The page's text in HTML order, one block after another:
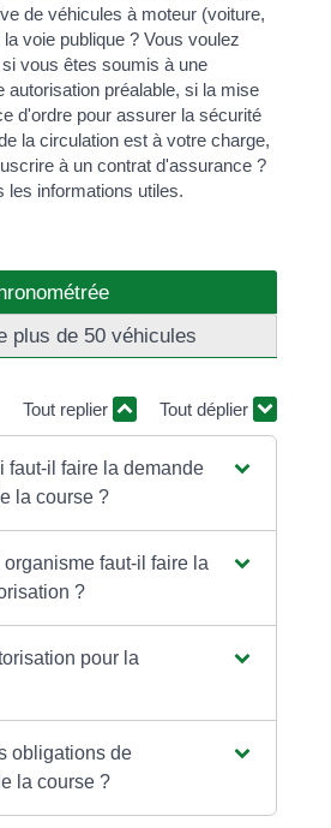
de véhicules à moteur (voiture,
voie publique ? Vous voulez
vous êtes soumis à une
autorisation préalable, si la mise
d'ordre pour assurer la sécurité
la circulation est à votre charge,
à un contrat d'assurance ?
les informations utiles.
plus de 50 véhicules
Tout replier Tout déplier
faut-il faire la demande
la course ?
faut-il faire la
?
pour la
obligations de
la course ?